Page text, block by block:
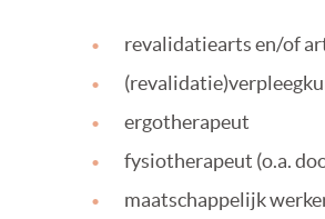
revalidatiearts en/of
ergotherapeut
fysiotherapeut (o.a.
maatschappelijk